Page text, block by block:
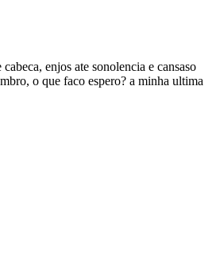
enjos ate sonolencia e cansaso
o que faco espero? a minha ultima